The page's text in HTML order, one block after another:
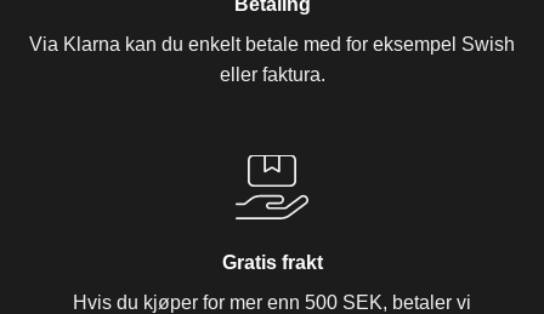
Via Klarna kan du enkelt betale med for eksempel Swish
eller faktura.
Gratis frakt
Hvis du kjøper for mer enn 500 SEK, betaler vi